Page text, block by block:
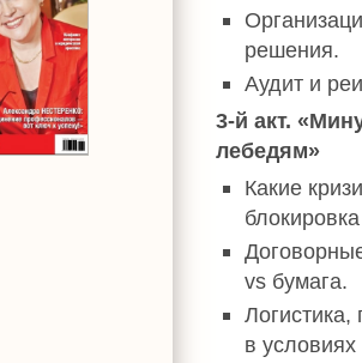
решения.
Аудит и
3-й акт.
лебедям»
Какие
vs бумага.
в условиях